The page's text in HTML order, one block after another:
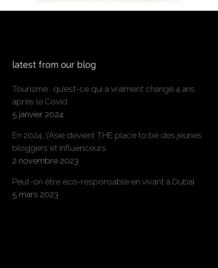
latest from our blog
Tourisme : qu’est-ce qui a vraiment changé 4 ans
après le Covid
5 janvier 2024
En 2024, l’Asie devient THE place to be des jeunes
bloggers et influenceurs
2 novembre 2023
Peut-on être éco-responsable en vivant à Dubaï
5 mars 2023